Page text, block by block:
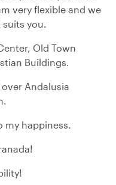
very flexible and we
you.
Old Town
Buildings.
Andalusia
my happiness.